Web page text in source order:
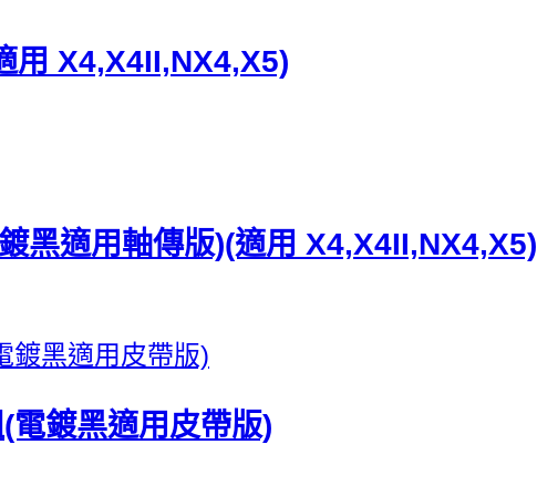
用 X4,X4II,NX4,X5)
黑適用軸傳版)(適用 X4,X4II,NX4,X5)
電鍍黑適用皮帶版)